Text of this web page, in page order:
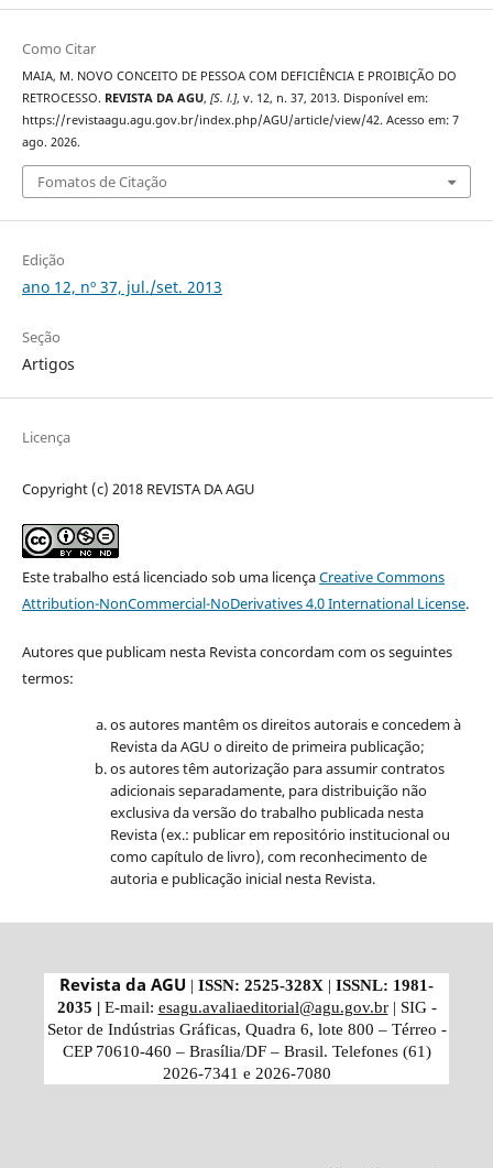
Como Citar
MAIA, M. NOVO CONCEITO DE PESSOA COM DEFICIÊNCIA E PROIBIÇÃO DO
RETROCESSO. REVISTA DA AGU, [S. l.], v. 12, n. 37, 2013. Disponível em:
https://revistaagu.agu.gov.br/index.php/AGU/article/view/42. Acesso em: 7
ago. 2026.
Fomatos de Citação
Edição
ano 12, nº 37, jul./set. 2013
Seção
Artigos
Licença
Copyright (c) 2018 REVISTA DA AGU
Este trabalho está licenciado sob uma licençaCreative Commons
Attribution-NonCommercial-NoDerivatives 4.0 International License.
Autores que publicam nesta Revista concordam com os seguintes
termos:
os autores mantêm os direitos autorais e concedem à
Revista da AGU o direito de primeira publicação;
os autores têm autorização para assumir contratos
adicionais separadamente, para distribuição não
exclusiva da versão do trabalho publicada nesta
Revista (ex.: publicar em repositório institucional ou
como capítulo de livro), com reconhecimento de
autoria e publicação inicial nesta Revista.
Revista da AGU | ISSN: 2525-328X | ISSNL: 1981-
2035 | E-mail: esagu.avaliaeditorial@agu.gov.br | SIG -
Setor de Indústrias Gráficas, Quadra 6, lote 800 – Térreo -
CEP 70610-460 – Brasília/DF – Brasil. Telefones(61)
2026-7341 e 2026-7080